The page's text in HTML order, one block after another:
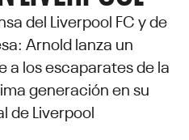
del Liverpool FC y de
Arnold lanza un
a los escaparates de la
generación en su
de Liverpool